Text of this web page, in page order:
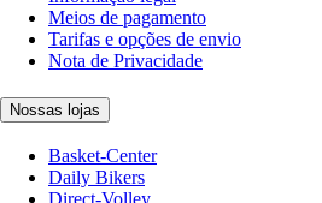
Meios de pagamento
Tarifas e opções de envio
Nota de Privacidade
Nossas lojas
Basket-Center
Daily Bikers
Direct-Volley